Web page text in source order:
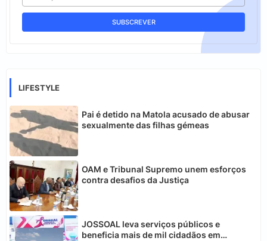
LIFESTYLE
Pai é detido na Matola acusado de abusar
sexualmente das filhas gémeas
OAM e Tribunal Supremo unem esforços
contra desafios da Justiça
JOSSOAL leva serviços públicos e
beneficia mais de mil cidadãos em